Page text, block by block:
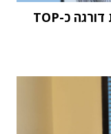
מחקר STKI השנתי: וואן טכנולוגיות דורגה כ-TOP